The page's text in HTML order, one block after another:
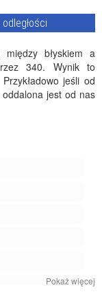
między błyskiem a
340. Wynik to
jeśli od
oddalona jest od nas
Pokaż więcej